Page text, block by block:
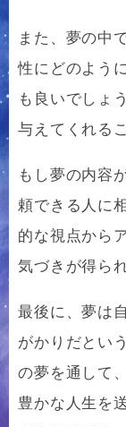
また、夢の中
性にどのよう
も良いでしょ
与えてくれる
もし夢の内容
頼できる人に
的な視点から
気づきが得ら
最後に、夢は
がかりだとい
の夢を通して
豊かな人生を